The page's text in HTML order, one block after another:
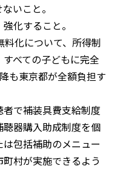
いこと。
化すること。
化について、所得制
べての子どもに完全
も東京都が全額負担す
で補装具費支給制度
器購入助成制度を個
包括補助のメニュー
村が実施できるよう